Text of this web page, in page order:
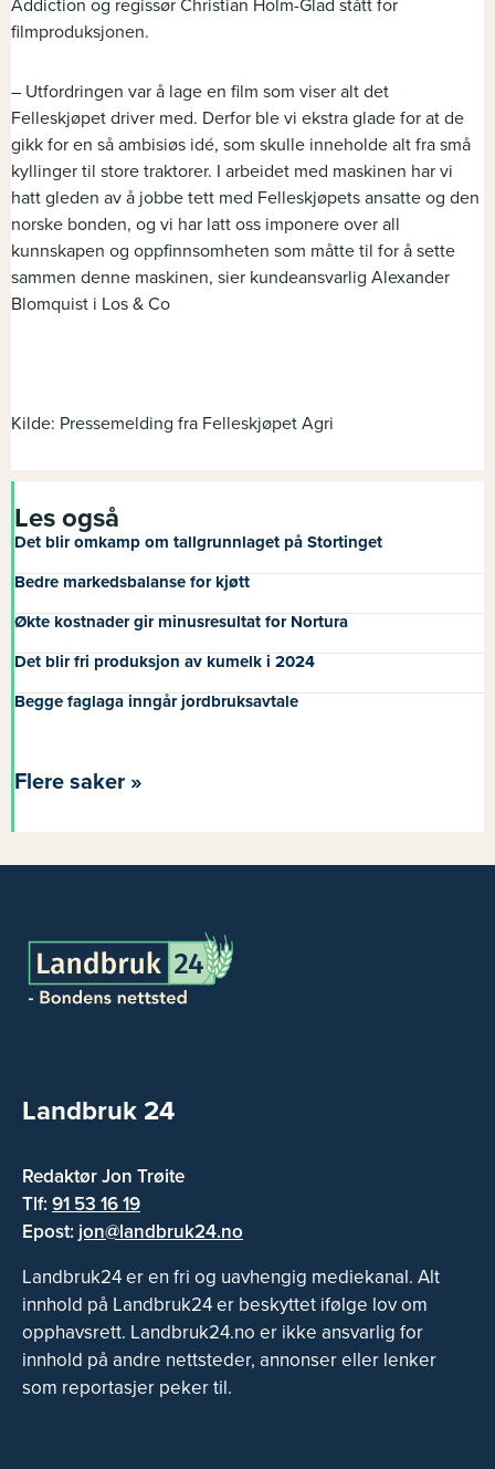
Addiction og regissør Christian Holm-Glad stått for
filmproduksjonen.
– Utfordringen var å lage en film som viser alt det
Felleskjøpet driver med. Derfor ble vi ekstra glade for at de
gikk for en så ambisiøs idé, som skulle inneholde alt fra små
kyllinger til store traktorer. I arbeidet med maskinen har vi
hatt gleden av å jobbe tett med Felleskjøpets ansatte og den
norske bonden, og vi har latt oss imponere over all
kunnskapen og oppfinnsomheten som måtte til for å sette
sammen denne maskinen, sier kundeansvarlig Alexander
Blomquist i Los & Co
Kilde: Pressemelding fra Felleskjøpet Agri
Les også
Det blir omkamp om tallgrunnlaget på Stortinget
Bedre markedsbalanse for kjøtt
Økte kostnader gir minusresultat for Nortura
Det blir fri produksjon av kumelk i 2024
Begge faglaga inngår jordbruksavtale
Flere saker »
Landbruk 24
Redaktør Jon Trøite
Tlf:91 53 16 19
Epost: jon@landbruk24.no
Landbruk24 er en fri og uavhengig mediekanal. Alt
innhold på Landbruk24 er beskyttet ifølge lov om
opphavsrett. Landbruk24.no er ikke ansvarlig for
innhold på andre nettsteder, annonser eller lenker
som reportasjer peker til.